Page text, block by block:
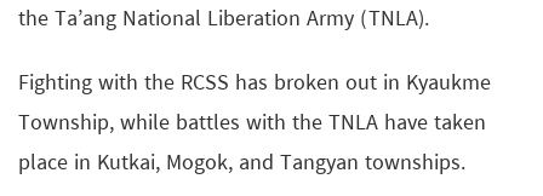
the Ta’ang National Liberation Army (TNLA).
Fighting with the RCSS has broken out in Kyaukme
Township, while battles with the TNLA have taken
place in Kutkai, Mogok, and Tangyan townships.